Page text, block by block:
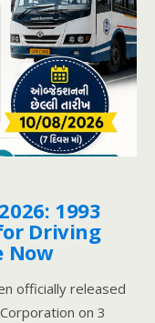
1993
Driving
Now
officially released
on 3